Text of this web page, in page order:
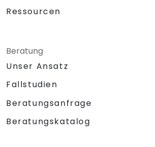
Ressourcen
Beratung
Unser Ansatz
Fallstudien
Beratungsanfrage
Beratungskatalog